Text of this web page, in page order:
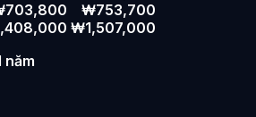
₩753,700
₩1,507,000
năm